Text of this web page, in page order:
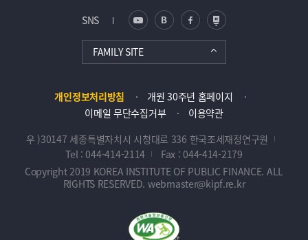
SNS
FAMILY SITE
개인정보처리방침
개원 30주년 홈페이지
이메일 무단수집거부
이용약관
우 )30147 세종특별자치시 시청대로 336 한국조세재정연구원
Tel : 044-414-2114
Fax : 044-414-2179
Copyright 2019 KOREA INSTITUTE OF PUBLIC FINANCE. ALL
RIGHTS RESERVED. webmaster@kipf.re.kr